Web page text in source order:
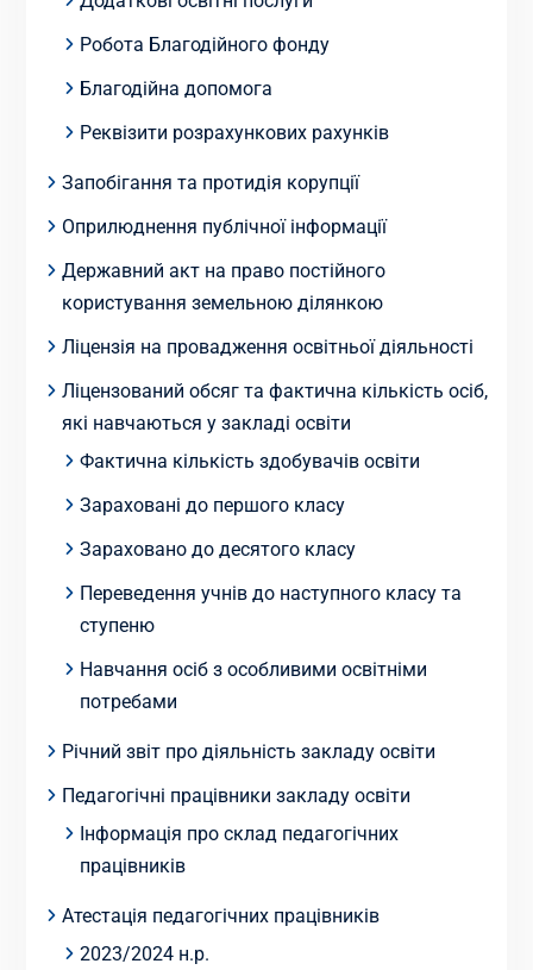
Робота Благодійного фонду
Благодійна допомога
Реквізити розрахункових рахунків
Запобігання та протидія корупції
Оприлюднення публічної інформації
Державний акт на право постійного
користування земельною ділянкою
Ліцензія на провадження освітньої діяльності
Ліцензований обсяг та фактична кількість осіб,
які навчаються у закладі освіти
Фактична кількість здобувачів освіти
Зараховані до першого класу
Зараховано до десятого класу
Переведення учнів до наступного класу та
ступеню
Навчання осіб з особливими освітніми
потребами
Річний звіт про діяльність закладу освіти
Педагогічні працівники закладу освіти
Інформація про склад педагогічних
працівників
Атестація педагогічних працівників
2023/2024 н.р.